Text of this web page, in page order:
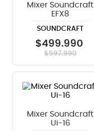
Mixer Soundcraft
EFX8
SOUNDCRAFT
$499.990
$597.990
Mixer Soundcraft
Ui-16
bateria
violin